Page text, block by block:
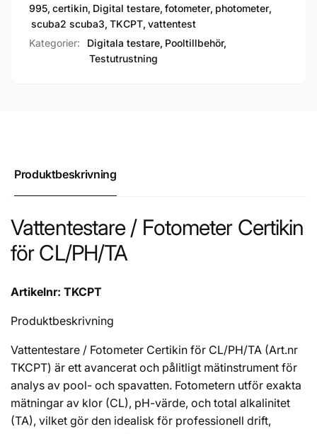
995, certikin, Digital testare, fotometer, photometer,
scuba2 scuba3, TKCPT, vattentest
Kategorier:
Digitala testare, Pooltillbehör,
Testutrustning
Produktbeskrivning
Vattentestare / Fotometer Certikin
för CL/PH/TA
Artikelnr: TKCPT
Produktbeskrivning
Vattentestare / Fotometer Certikin för CL/PH/TA (Art.nr
TKCPT) är ett avancerat och pålitligt mätinstrument för
analys av pool- och spavatten. Fotometern utför exakta
mätningar av klor (CL), pH-värde, och total alkalinitet
(TA), vilket gör den idealisk för professionell drift,